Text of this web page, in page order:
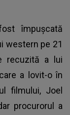
împușcată
western pe 21
recuzită a lui
a lovit-o în
filmului, Joel
procurorul a